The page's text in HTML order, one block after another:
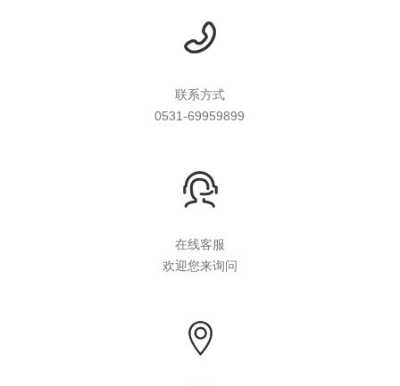
联系方式
0531-69959899
在线客服
欢迎您来询问